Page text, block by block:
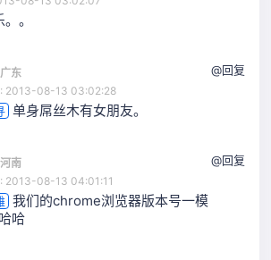
。
广东
: 2013-08-13 03:02:28
单身屌丝木有女朋友。
@回复
河南
2013-08-13 04:01:11
我们的chrome浏览器版本号一模
哈
@回复